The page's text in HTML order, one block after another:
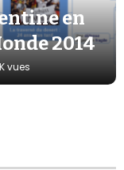
en
2014
vues